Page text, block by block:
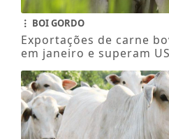
BOI GORDO
Exportações de carne
em janeiro e superam